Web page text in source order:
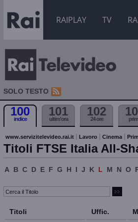
RAIPLAY TV
SOLO TESTO
100
indice
101
ultim'ora
102
24 ore
www.servizitelevideo.rai.it Lavoro Cinema
Titoli FTSE Italia All-
A B C D E F G H I J K L M N O
Titoli Uffic.